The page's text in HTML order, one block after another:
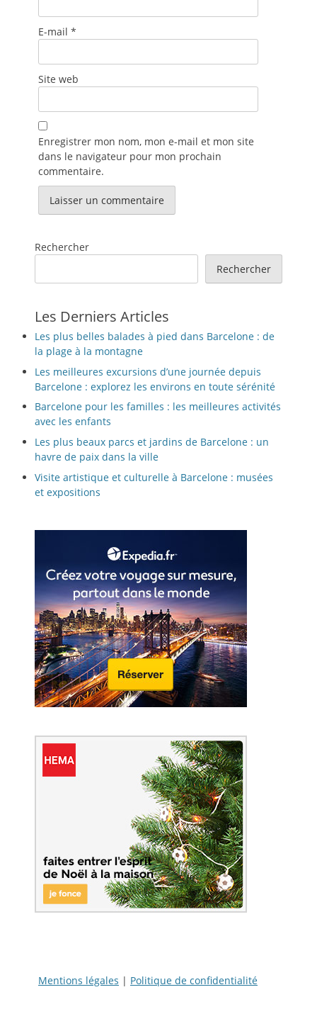
E-mail *
Site web
Enregistrer mon nom, mon e-mail et mon site
dans le navigateur pour mon prochain
commentaire.
Rechercher
Rechercher
Les Derniers Articles
Les plus belles balades à pied dans Barcelone : de
la plage à la montagne
Les meilleures excursions d’une journée depuis
Barcelone : explorez les environs en toute sérénité
Barcelone pour les familles : les meilleures activités
avec les enfants
Les plus beaux parcs et jardins de Barcelone : un
havre de paix dans la ville
Visite artistique et culturelle à Barcelone : musées
et expositions
Mentions légales | Politique de confidentialité